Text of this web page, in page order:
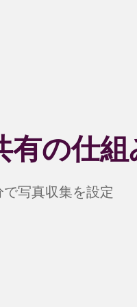
有の仕
写真収集を設定